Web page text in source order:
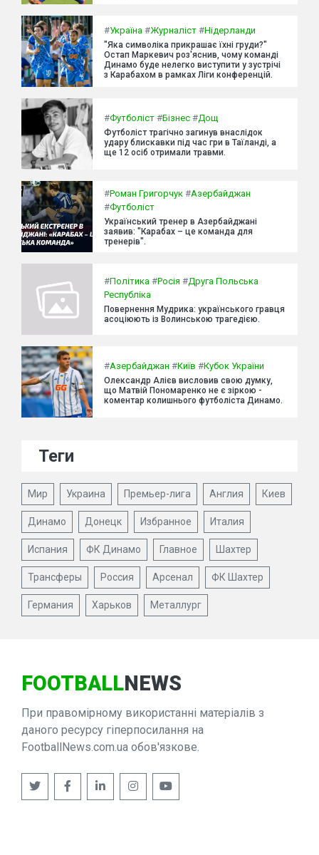
#Україна #Журналіст #Нідерланди
"Яка символіка прикрашає їхні груди?"
Остап Маркевич роз'яснив, чому команді
Динамо буде нелегко виступити у зустрічі
з Карабахом в рамках Ліги конференцій.
#Футболіст #Бізнес #Дощ
Футболіст трагічно загинув внаслідок
удару блискавки під час гри в Таїланді, а
ще 12 осіб отримали травми.
#Роман Григорчук #Азербайджан
#Футболіст
Український тренер в Азербайджані
заявив: "Карабах – це команда для
тренерів".
#Політика #Росія #Друга Польська
Республіка
Повернення Мудрика: українського гравця
асоціюють із Волинською трагедією.
#Азербайджан #Київ #Кубок України
Олександр Алієв висловив свою думку,
що Матвій Пономаренко не є зіркою -
коментар колишнього футболіста Динамо.
Теги
Мир Украина Премьер-лига Англия Киев
Динамо Донецк Избранное Италия
Испания ФК Динамо Главное Шахтер
Трансферы Россия Арсенал ФК Шахтер
Германия Харьков Металлург
FOOTBALLNEWS
При правомірному використанні матеріалів з
даного ресурсу гіперпосилання на
FootballNews.com.ua обов'язкове.